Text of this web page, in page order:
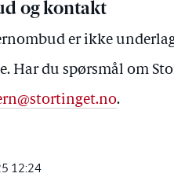
og kontakt
er ikke
Har du spørsmål om
.
12:24